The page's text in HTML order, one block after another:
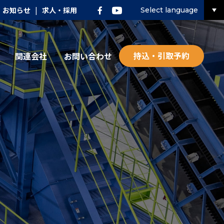
お知らせ | 求人・採用 Select language
関連会社 お問い合わせ 持込・引取予約